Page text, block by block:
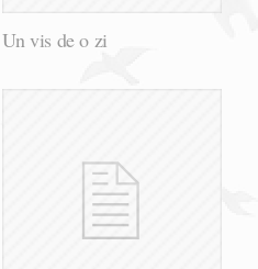
Un vis de o zi